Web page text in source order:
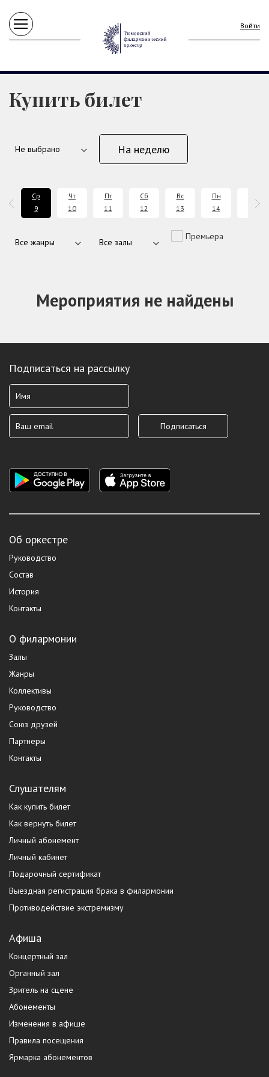
Войти
Купить билет
На неделю
Ср
9
Чт
10
Пт
11
Сб
12
Вс
13
Пн
14
15
Премьера
Мероприятия не найдены
Подписаться на рассылку
Об оркестре
Руководство
Состав
История
Контакты
О филармонии
Залы
Жанры
Коллективы
Руководство
Союз друзей
Партнеры
Контакты
Слушателям
Как купить билет
Как вернуть билет
Личный абонемент
Личный кабинет
Подарочный сертификат
Выездная регистрация брака в филармонии
Противодействие экстремизму
Афиша
Концертный зал
Органный зал
Зритель на сцене
Абонементы
Изменения в афише
Правила посещения
Ярмарка абонементов